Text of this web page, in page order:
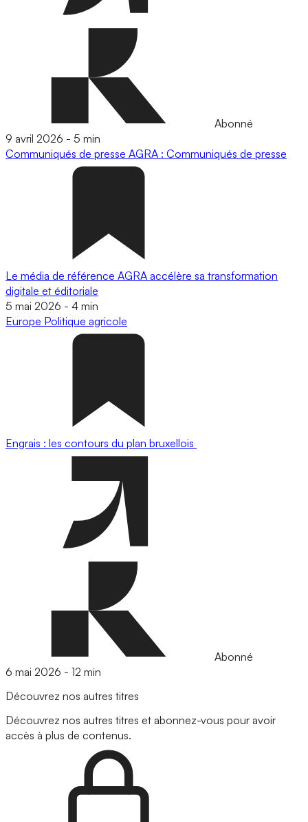
Abonné
9 avril 2026 - 5 min
Communiqués de presse AGRA : Communiqués de presse
Le média de référence AGRA accélère sa transformation
digitale et éditoriale
5 mai 2026 - 4 min
Europe Politique agricole
Engrais : les contours du plan bruxellois
Abonné
6 mai 2026 - 12 min
Découvrez nos autres titres
Découvrez nos autres titres et abonnez-vous pour avoir
accès à plus de contenus.